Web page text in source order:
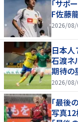
「サポ
F佐藤
2026/08/
日本人
石渡ネ
期待の
2026/08/
｢最後
写真12